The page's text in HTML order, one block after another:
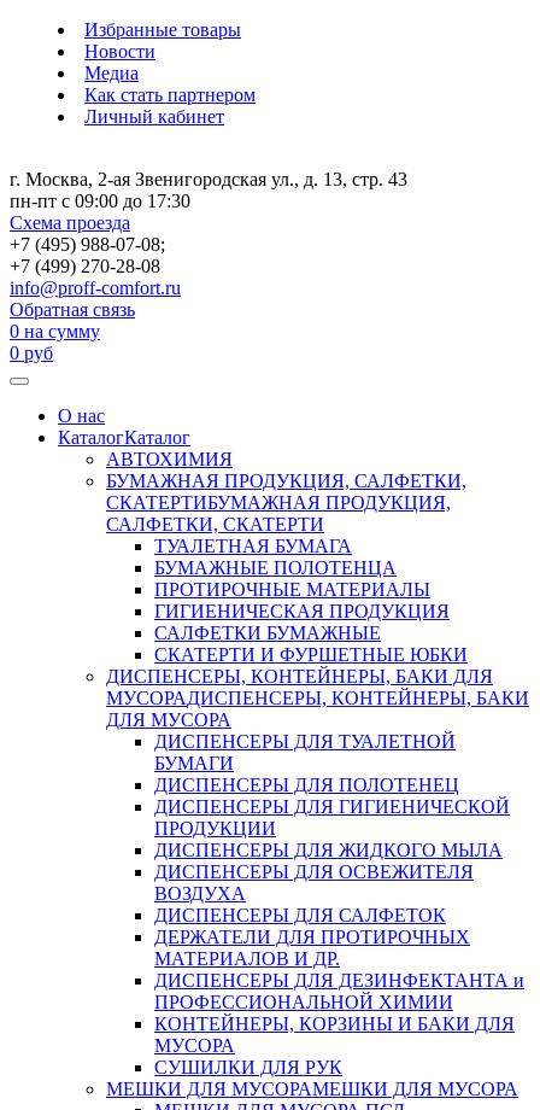
Избранные товары
Новости
Медиа
Как стать партнером
Личный кабинет
г. Москва, 2-ая Звенигородская ул., д. 13, стр. 43
пн-пт с 09:00 до 17:30
Схема проезда
+7 (495) 988-07-08;
+7 (499) 270-28-08
info@proff-comfort.ru
Обратная связь
0 на сумму
0 руб
О нас
КаталогКаталог
АВТОХИМИЯ
БУМАЖНАЯ ПРОДУКЦИЯ, САЛФЕТКИ,
СКАТЕРТИБУМАЖНАЯ ПРОДУКЦИЯ,
САЛФЕТКИ, СКАТЕРТИ
ТУАЛЕТНАЯ БУМАГА
БУМАЖНЫЕ ПОЛОТЕНЦА
ПРОТИРОЧНЫЕ МАТЕРИАЛЫ
ГИГИЕНИЧЕСКАЯ ПРОДУКЦИЯ
САЛФЕТКИ БУМАЖНЫЕ
СКАТЕРТИ И ФУРШЕТНЫЕ ЮБКИ
ДИСПЕНСЕРЫ, КОНТЕЙНЕРЫ, БАКИ ДЛЯ
МУСОРАДИСПЕНСЕРЫ, КОНТЕЙНЕРЫ, БАКИ
ДЛЯ МУСОРА
ДИСПЕНСЕРЫ ДЛЯ ТУАЛЕТНОЙ
БУМАГИ
ДИСПЕНСЕРЫ ДЛЯ ПОЛОТЕНЕЦ
ДИСПЕНСЕРЫ ДЛЯ ГИГИЕНИЧЕСКОЙ
ПРОДУКЦИИ
ДИСПЕНСЕРЫ ДЛЯ ЖИДКОГО МЫЛА
ДИСПЕНСЕРЫ ДЛЯ ОСВЕЖИТЕЛЯ
ВОЗДУХА
ДИСПЕНСЕРЫ ДЛЯ САЛФЕТОК
ДЕРЖАТЕЛИ ДЛЯ ПРОТИРОЧНЫХ
МАТЕРИАЛОВ И ДР.
ДИСПЕНСЕРЫ ДЛЯ ДЕЗИНФЕКТАНТА и
ПРОФЕССИОНАЛЬНОЙ ХИМИИ
КОНТЕЙНЕРЫ, КОРЗИНЫ И БАКИ ДЛЯ
МУСОРА
СУШИЛКИ ДЛЯ РУК
МЕШКИ ДЛЯ МУСОРАМЕШКИ ДЛЯ МУСОРА